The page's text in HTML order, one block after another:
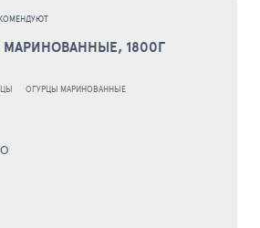
1800Г
ОГУРЦЫ МАРИНОВАННЫЕ